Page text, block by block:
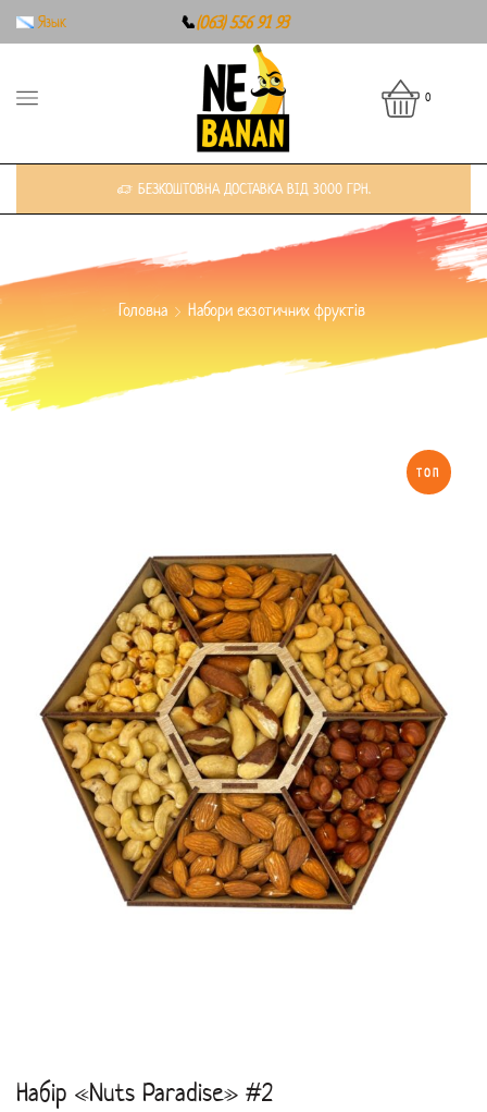
Язык 📞(063) 556 91 93
0
БЕЗКОШТОВНА ДОСТАВКА ВІД 3000 ГРН.
Головна Набори екзотичних фруктів
ТОП
Набір «Nuts Paradise» #2